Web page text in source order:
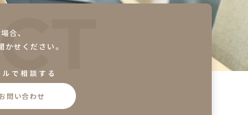
合、
せください。
ルで相談する
問い合わせ